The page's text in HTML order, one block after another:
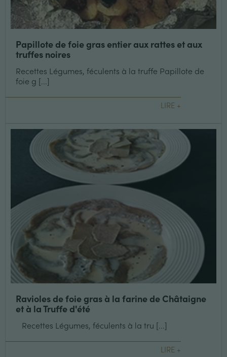
Papillote de foie gras entier aux rattes et aux
truffes noires
Recettes Légumes, féculents à la truffe Papillote de
foie g [...]
LIRE +
Ravioles de foie gras à la farine de Châtaigne
et à la Truffe d'été
Recettes Légumes, féculents à la tru [...]
LIRE +